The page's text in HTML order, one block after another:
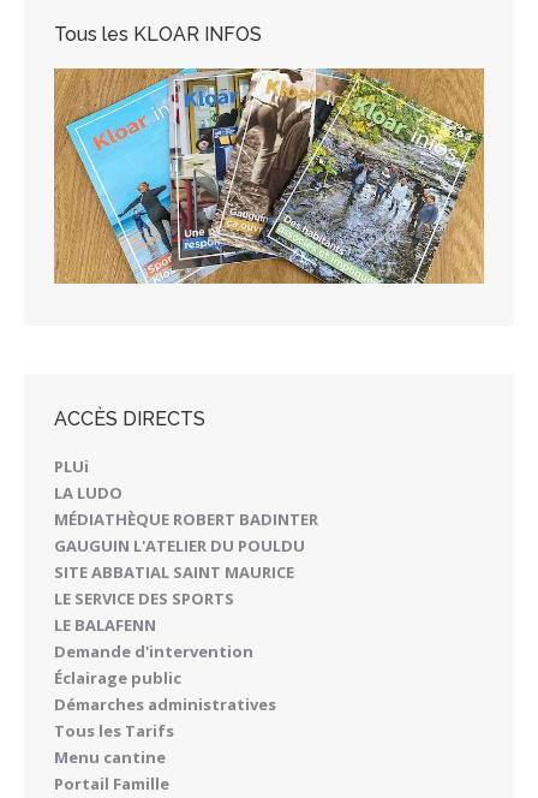
Tous les KLOAR INFOS
ACCÈS DIRECTS
PLUi
LA LUDO
MÉDIATHÈQUE ROBERT BADINTER
GAUGUIN L'ATELIER DU POULDU
SITE ABBATIAL SAINT MAURICE
LE SERVICE DES SPORTS
LE BALAFENN
Demande d'intervention
Éclairage public
Démarches administratives
Tous les Tarifs
Menu cantine
Portail Famille